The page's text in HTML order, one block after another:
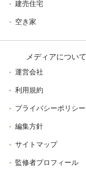
建売住宅
空き家
メディアについて
運営会社
利用規約
プライバシーポリシー
編集方針
サイトマップ
監修者プロフィール